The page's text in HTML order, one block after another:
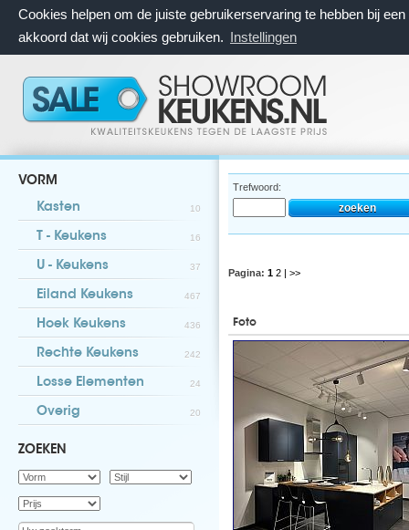
Cookies helpen om de juiste gebruikerservaring te hebben bij
akkoord dat wij cookies gebruiken. Instellingen
VORM
Kasten 10
T - Keukens 16
U - Keukens 37
Eiland Keukens 467
Hoek Keukens 436
Rechte Keukens 242
Losse Elementen 24
Overig 20
ZOEKEN
Trefwoord:
Pagina: 1 2 | >>
Foto